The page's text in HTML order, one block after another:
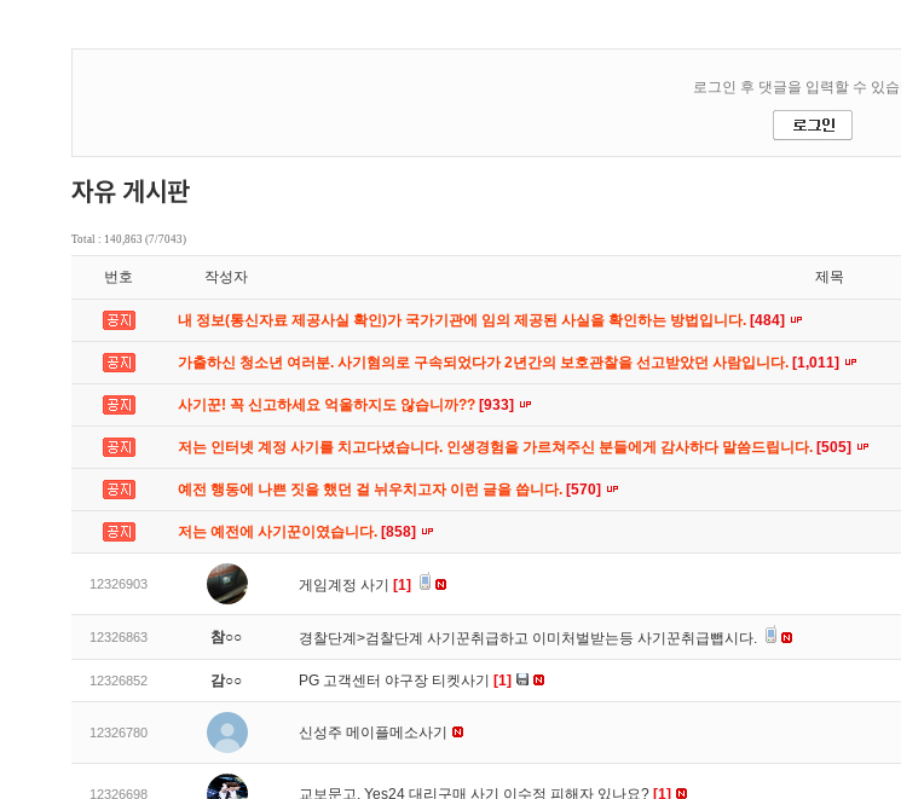
Total : 140,863 (7/7043)
번호 작성자 제목
내 정보(통신자료 제공사실 확인)가 국가기관에 임의 제공된 사실을 확인하는 방법입니다. [484]
가출하신 청소년 여러분. 사기혐의로 구속되었다가 2년간의 보호관찰을 선고받았던 사람입니다. [1,011]
사기꾼! 꼭 신고하세요 억울하지도 않습니까?? [933]
저는 인터넷 계정 사기를 치고다녔습니다. 인생경험을 가르쳐주신 분들에게 감사하다 말씀드립니다. [505]
예전 행동에 나쁜 짓을 했던 걸 뉘우치고자 이런 글을 씁니다. [570]
저는 예전에 사기꾼이였습니다. [858]
12326903 게임계정 사기 [1]
12326863 참○○ 경찰단계>검찰단계 사기꾼취급하고 이미처벌받는등 사기꾼취급뺍시다.
12326852 감○○ PG 고객센터 야구장 티켓사기 [1]
12326780 신성주 메이플메소사기
12326698 교보문고, Yes24 대리구매 사기 이수정 피해자 있나요? [1]